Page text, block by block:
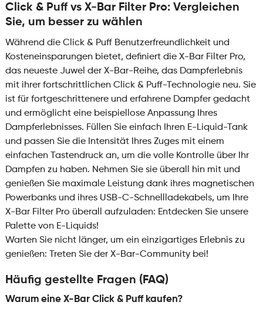
Click & Puff vs X-Bar Filter Pro: Vergleichen
Sie, um besser zu wählen
Während die Click & Puff Benutzerfreundlichkeit und
Kosteneinsparungen bietet, definiert die X-Bar Filter Pro,
das neueste Juwel der X-Bar-Reihe, das Dampferlebnis
mit ihrer fortschrittlichen Click & Puff-Technologie neu. Sie
ist für fortgeschrittenere und erfahrene Dampfer gedacht
und ermöglicht eine beispiellose Anpassung Ihres
Dampferlebnisses. Füllen Sie einfach Ihren E-Liquid-Tank
und passen Sie die Intensität Ihres Zuges mit einem
einfachen Tastendruck an, um die volle Kontrolle über Ihr
Dampfen zu haben. Nehmen Sie sie überall hin mit und
genießen Sie maximale Leistung dank ihres magnetischen
Powerbanks und ihres USB-C-Schnellladekabels, um Ihre
X-Bar Filter Pro überall aufzuladen: Entdecken Sie unsere
Palette von E-Liquids!
Warten Sie nicht länger, um ein einzigartiges Erlebnis zu
genießen: Treten Sie der X-Bar-Community bei!
Häufig gestellte Fragen (FAQ)
Warum eine X-Bar Click & Puff kaufen?